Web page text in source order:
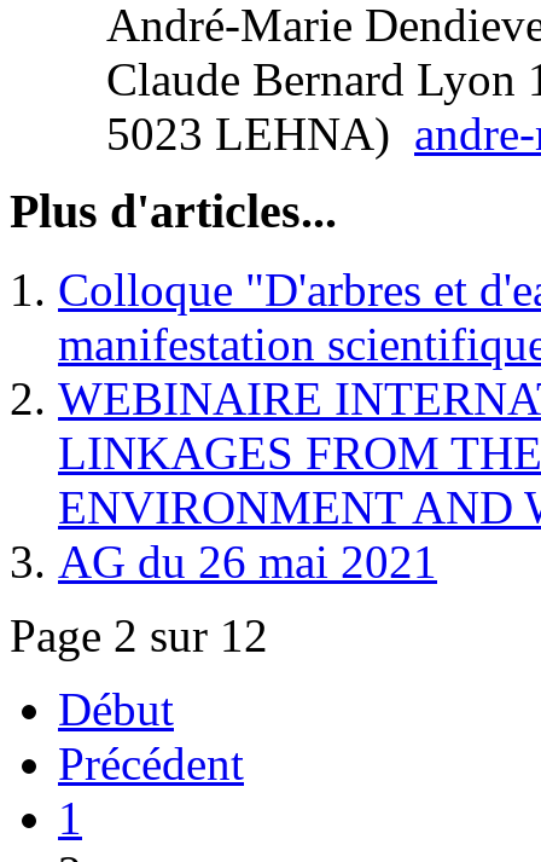
André-Marie
Claude Bernard
5023 LEHNA)
Plus d'articles...
Colloque "D'arbres et
manifestation
WEBINAIRE
LINKAGES FROM
ENVIRONMENT AND
AG du 26 mai 2021
Page 2 sur 12
Début
Précédent
1